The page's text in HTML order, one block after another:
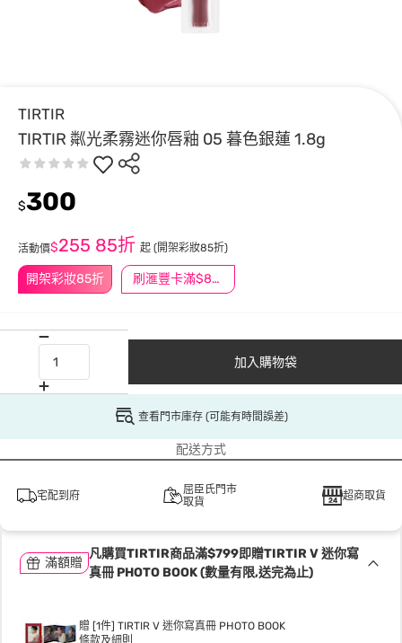
TIRTIR
TIRTIR 粼光柔霧迷你唇釉 05 暮色銀蓮 1.8g
開架彩妝85折 刷滙豐卡滿$888送3萬點
$300
活動價$255 85折 起 (開架彩妝85折)
加入購物袋
查看門市庫存 (可能有時間誤差)
配送方式
宅配到府
屈臣氏門市
取貨
超商取貨
滿額贈
凡購買TIRTIR商品滿$799即贈TIRTIR V 迷你寫
真冊 PHOTO BOOK (數量有限,送完為止)
贈 [1件] TIRTIR V 迷你寫真冊 PHOTO BOOK
條款及細則